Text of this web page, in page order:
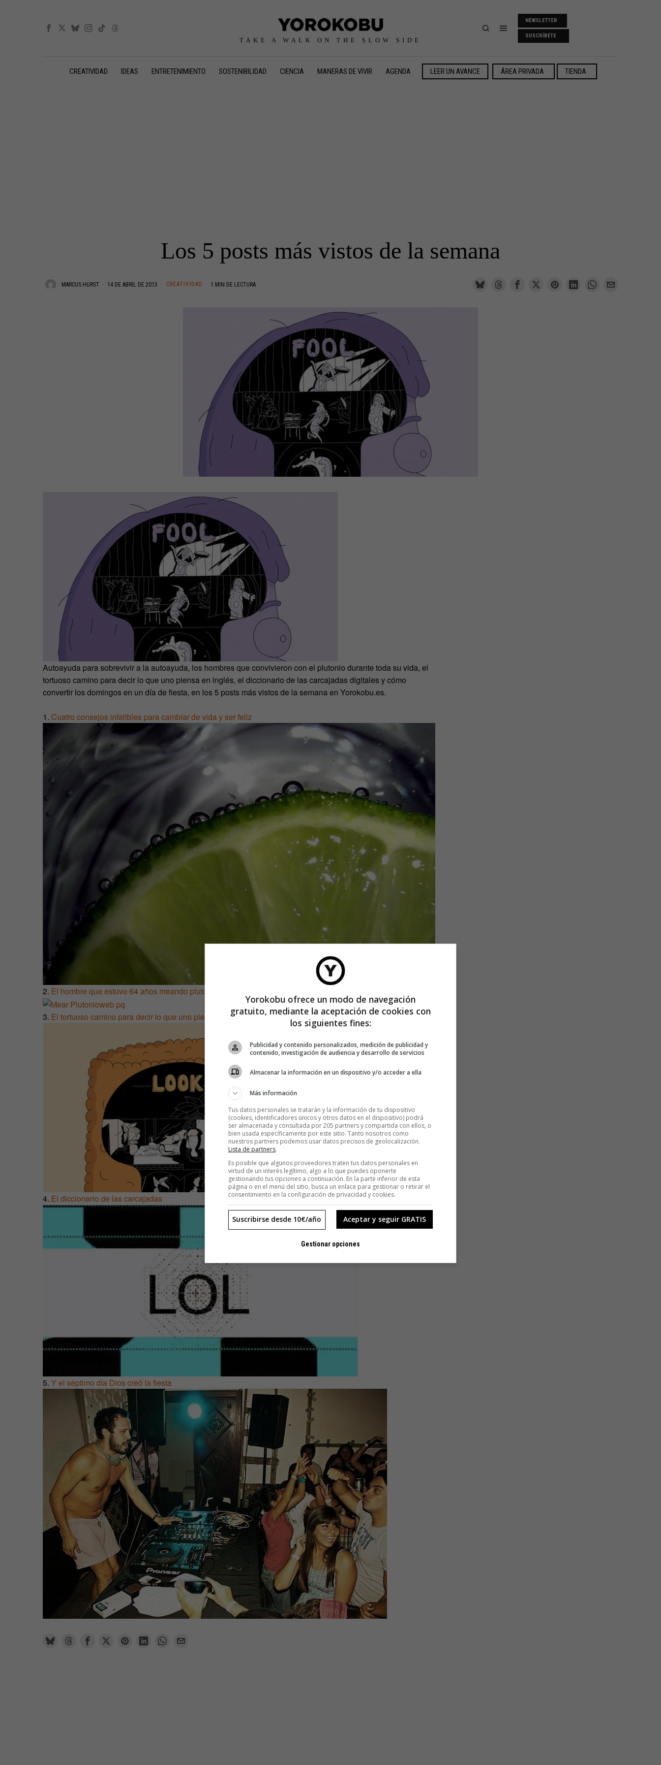
TAKE A WALK ON THE SLOW SIDE
NEWSLETTER
SUSCRÍBETE
CREATIVIDAD IDEAS ENTRETENIMIENTO SOSTENIBILIDAD CIENCIA MANERAS DE VIVIR AGENDA LEER UN AVANCE ÁREA PRIVADA TIENDA
Los 5 posts más vistos de la semana
MARCUS HURST 14 DE ABRIL DE 2013 CREATIVIDAD 1 MIN DE LECTURA
Autoayuda para sobrevivir a la autoayuda, los hombres que convivieron con el plutonio durante toda su vida, el
tortuoso camino para decir lo que uno piensa en inglés, el diccionario de las carcajadas digitales y cómo
convertir los domingos en un día de fiesta, en los 5 posts más vistos de la semana en Yorokobu.es.
1. Cuatro consejos infalibles para cambiar de vida y ser feliz
2. El hombre que estuvo 64 años meando plutonio
3. El tortuoso camino para decir lo que uno piensa en inglés
4. El diccionario de las carcajadas
5. Y el séptimo día Dios creó la fiesta
Yorokobu ofrece un modo de navegación
gratuito, mediante la aceptación de cookies con
los siguientes fines:
Publicidad y contenido personalizados, medición de publicidad y
contenido, investigación de audiencia y desarrollo de servicios
Almacenar la información en un dispositivo y/o acceder a ella
Más información
Tus datos personales se tratarán y la información de tu dispositivo
(cookies, identificadores únicos y otros datos en el dispositivo) podrá
ser almacenada y consultada por 205 partners y compartida con ellos, o
bien usada específicamente por este sitio. Tanto nosotros como
nuestros partners podemos usar datos precisos de geolocalización.
Lista de partners.
Es posible que algunos proveedores traten tus datos personales en
virtud de un interés legítimo, algo a lo que puedes oponerte
gestionando tus opciones a continuación. En la parte inferior de esta
página o en el menú del sitio, busca un enlace para gestionar o retirar el
consentimiento en la configuración de privacidad y cookies.
Aceptar y seguir GRATIS
Suscribirse desde 10€/año
Gestionar opciones